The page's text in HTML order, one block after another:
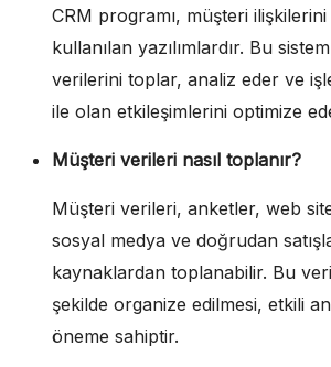
CRM programı, müşteri
kullanılan yazılımlardır. Bu
verilerini toplar, analiz eder ve
ile olan etkileşimlerini optimize
Müşteri verileri nasıl toplanır?
Müşteri verileri, anketler, web
sosyal medya ve doğrudan
kaynaklardan toplanabilir. Bu
şekilde organize edilmesi, etkili
öneme sahiptir.